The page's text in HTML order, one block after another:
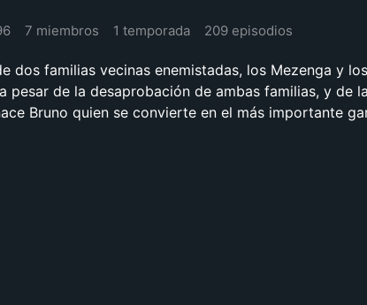
7 miembros 1 temporada 209 episodios
dos familias vecinas enemistadas, los Mezenga y los
pesar de la desaprobación de ambas familias, y de
Bruno quien se convierte en el más importante